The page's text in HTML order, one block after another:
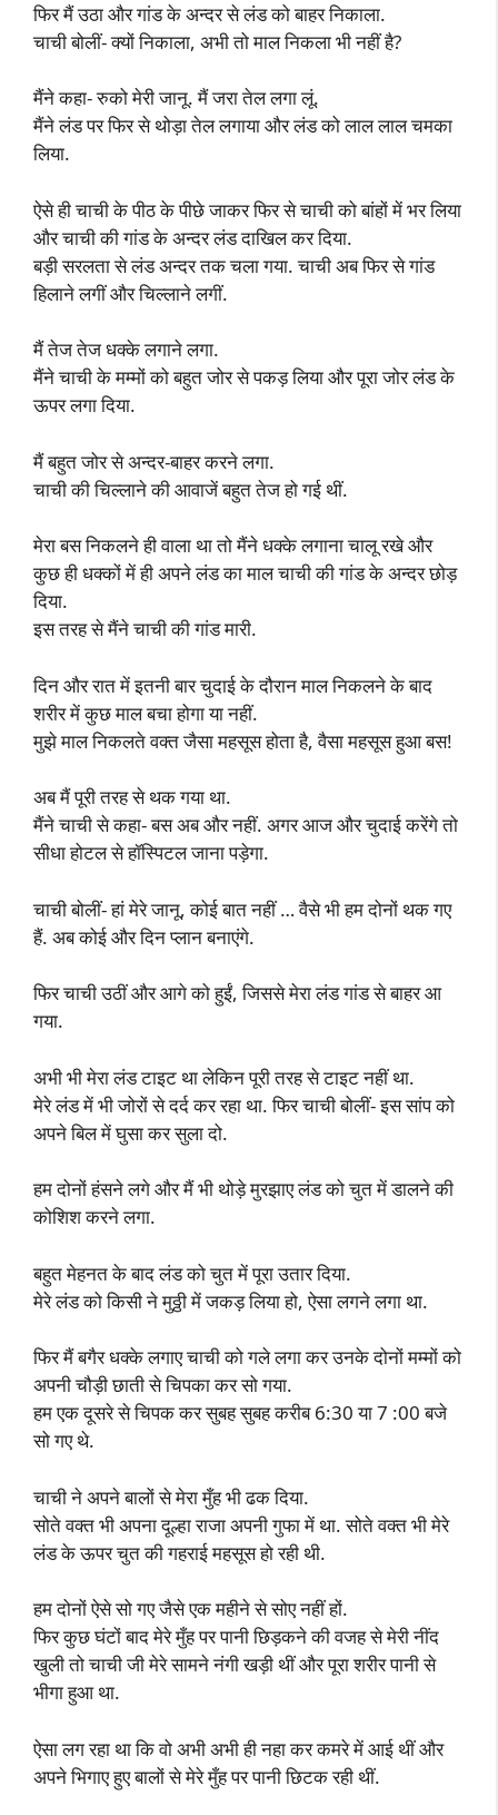
फिर मैं उठा और गांड के अन्दर से लंड को बाहर निकाला.
चाची बोलीं- क्यों निकाला, अभी तो माल निकला भी नहीं है?
मैंने कहा- रुको मेरी जानू. मैं जरा तेल लगा लूं.
मैंने लंड पर फिर से थोड़ा तेल लगाया और लंड को लाल लाल चमका
लिया.
ऐसे ही चाची के पीठ के पीछे जाकर फिर से चाची को बांहों में भर लिया
और चाची की गांड के अन्दर लंड दाखिल कर दिया.
बड़ी सरलता से लंड अन्दर तक चला गया. चाची अब फिर से गांड
हिलाने लगीं और चिल्लाने लगीं.
मैं तेज तेज धक्के लगाने लगा.
मैंने चाची के मम्मों को बहुत जोर से पकड़ लिया और पूरा जोर लंड के
ऊपर लगा दिया.
मैं बहुत जोर से अन्दर-बाहर करने लगा.
चाची की चिल्लाने की आवाजें बहुत तेज हो गई थीं.
मेरा बस निकलने ही वाला था तो मैंने धक्के लगाना चालू रखे और
कुछ ही धक्कों में ही अपने लंड का माल चाची की गांड के अन्दर छोड़
दिया.
इस तरह से मैंने चाची की गांड मारी.
दिन और रात में इतनी बार चुदाई के दौरान माल निकलने के बाद
शरीर में कुछ माल बचा होगा या नहीं.
मुझे माल निकलते वक्त जैसा महसूस होता है, वैसा महसूस हुआ बस!
अब मैं पूरी तरह से थक गया था.
मैंने चाची से कहा- बस अब और नहीं. अगर आज और चुदाई करेंगे तो
सीधा होटल से हॉस्पिटल जाना पड़ेगा.
चाची बोलीं- हां मेरे जानू, कोई बात नहीं … वैसे भी हम दोनों थक गए
हैं. अब कोई और दिन प्लान बनाएंगे.
फिर चाची उठीं और आगे को हुईं, जिससे मेरा लंड गांड से बाहर आ
गया.
अभी भी मेरा लंड टाइट था लेकिन पूरी तरह से टाइट नहीं था.
मेरे लंड में भी जोरों से दर्द कर रहा था. फिर चाची बोलीं- इस सांप को
अपने बिल में घुसा कर सुला दो.
हम दोनों हंसने लगे और मैं भी थोड़े मुरझाए लंड को चुत में डालने की
कोशिश करने लगा.
बहुत मेहनत के बाद लंड को चुत में पूरा उतार दिया.
मेरे लंड को किसी ने मुठ्ठी में जकड़ लिया हो, ऐसा लगने लगा था.
फिर मैं बगैर धक्के लगाए चाची को गले लगा कर उनके दोनों मम्मों को
अपनी चौड़ी छाती से चिपका कर सो गया.
हम एक दूसरे से चिपक कर सुबह सुबह करीब 6:30 या 7 :00 बजे
सो गए थे.
चाची ने अपने बालों से मेरा मुँह भी ढक दिया.
सोते वक्त भी अपना दूल्हा राजा अपनी गुफा में था. सोते वक्त भी मेरे
लंड के ऊपर चुत की गहराई महसूस हो रही थी.
हम दोनों ऐसे सो गए जैसे एक महीने से सोए नहीं हों.
फिर कुछ घंटों बाद मेरे मुँह पर पानी छिड़कने की वजह से मेरी नींद
खुली तो चाची जी मेरे सामने नंगी खड़ी थीं और पूरा शरीर पानी से
भीगा हुआ था.
ऐसा लग रहा था कि वो अभी अभी ही नहा कर कमरे में आई थीं और
अपने भिगाए हुए बालों से मेरे मुँह पर पानी छिटक रही थीं.